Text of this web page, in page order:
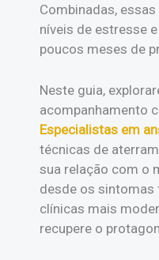
Combinadas,
níveis de estresse
poucos meses de
Neste guia,
acompanhamento
Especialistas em
técnicas de
sua relação com o
desde os sintomas
clínicas mais
recupere o